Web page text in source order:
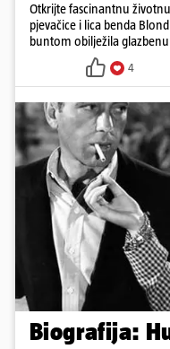
Otkrijte fascinantnu
pjevačice i lica benda
buntom obilježila
4
Biografija: